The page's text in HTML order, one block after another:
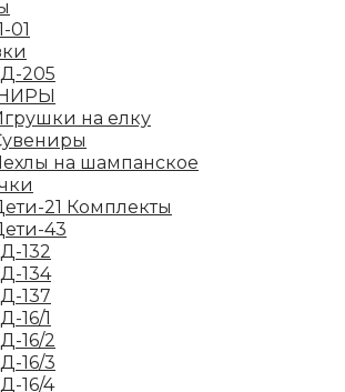
01
205
на елку
на шампанское
21 Комплекты
43
132
134
137
16/1
16/2
16/3
16/4